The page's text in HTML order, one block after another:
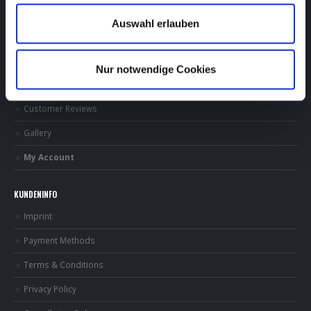
Auswahl erlauben
Nur notwendige Cookies
DHL | UPS | HERMES | DPD
Customer Reviews
Gallery
My Account
KUNDENINFO
Imprint
Payment Methods
Terms & Conditions
Privacy Policy